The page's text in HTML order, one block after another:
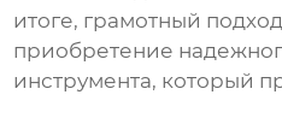
итоге, грамотный
приобретение
инструмента, который